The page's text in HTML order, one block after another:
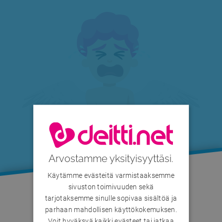
Käyttäjä on määrittänyt profiilinsa piilotetuksi.
Arvostamme yksityisyyttäsi.
Käytämme evästeitä varmistaaksemme
sivuston toimivuuden sekä
tarjotaksemme sinulle sopivaa sisältöä ja
parhaan mahdollisen käyttökokemuksen.